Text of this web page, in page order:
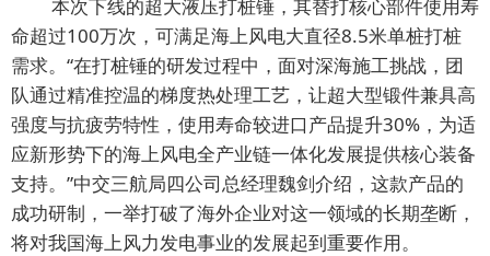
本次下线的超大液压打桩锤，其替打核心部件使用寿
命超过100万次，可满足海上风电大直径8.5米单桩打桩
需求。“在打桩锤的研发过程中，面对深海施工挑战，团
队通过精准控温的梯度热处理工艺，让超大型锻件兼具高
强度与抗疲劳特性，使用寿命较进口产品提升30%，为适
应新形势下的海上风电全产业链一体化发展提供核心装备
支持。”中交三航局四公司总经理魏剑介绍，这款产品的
成功研制，一举打破了海外企业对这一领域的长期垄断，
将对我国海上风力发电事业的发展起到重要作用。